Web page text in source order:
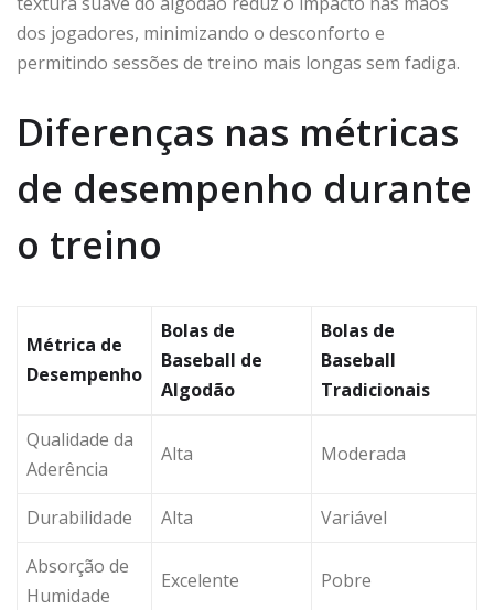
dos jogadores, minimizando o desconforto e
permitindo sessões de treino mais longas sem fadiga.
Diferenças nas métricas
de desempenho durante
o treino
Métrica de
Desempenho
Bolas de
Baseball de
Algodão
Bolas de
Baseball
Tradicionais
Qualidade da
Aderência
Alta Moderada
Durabilidade Alta
Variável
Absorção de
Humidade
Excelente Pobre